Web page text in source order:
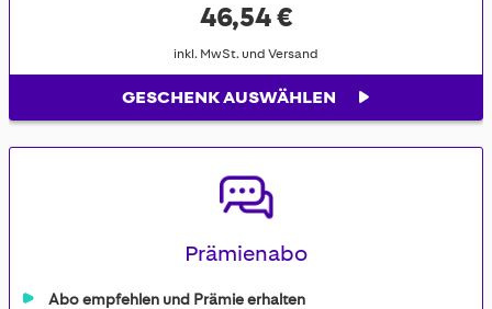
46,54 €
inkl. MwSt. und Versand
GESCHENK AUSWÄHLEN
Prämienabo
Abo empfehlen und Prämie erhalten